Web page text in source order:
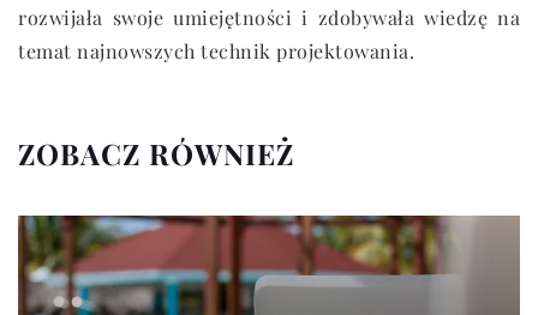
rozwijała swoje umiejętności i zdobywała wiedzę na
temat najnowszych technik projektowania.
ZOBACZ RÓWNIEŻ